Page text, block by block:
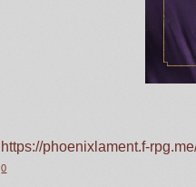
https://phoenixlament.f-
0